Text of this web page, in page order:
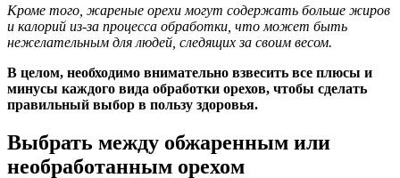
Кроме того, жареные орехи могут содержать больше жиров
и калорий из-за процесса обработки, что может быть
нежелательным для людей, следящих за своим весом.
В целом, необходимо внимательно взвесить все плюсы и
минусы каждого вида обработки орехов, чтобы сделать
правильный выбор в пользу здоровья.
Выбрать между обжаренным или
необработанным орехом